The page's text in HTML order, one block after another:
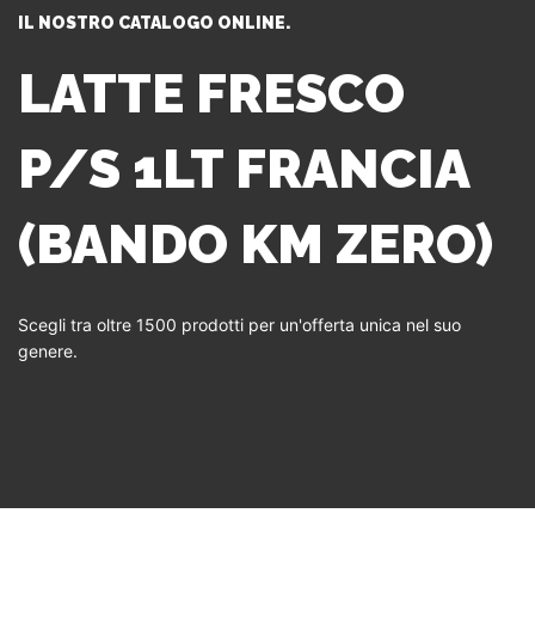
IL NOSTRO CATALOGO ONLINE.
LATTE FRESCO
P/S 1LT FRANCIA
(BANDO KM ZERO)
Scegli tra oltre 1500 prodotti per un'offerta unica nel suo
genere.